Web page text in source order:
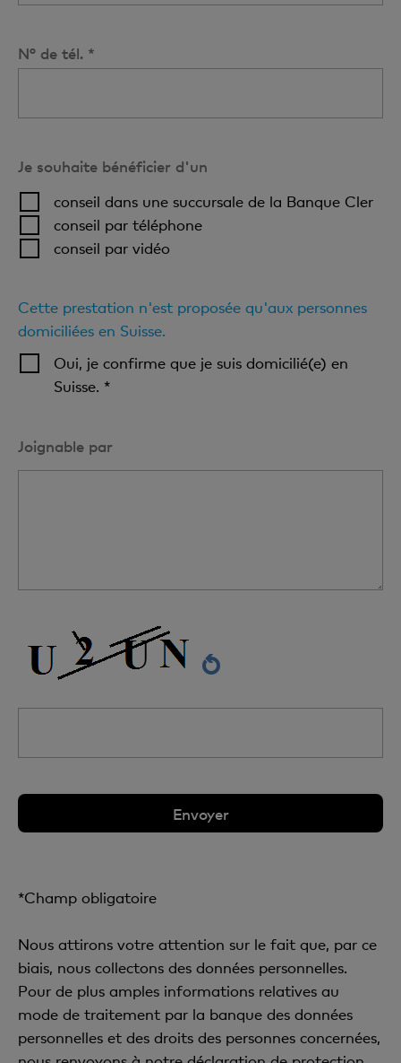
N° de tél. *
Je souhaite bénéficier d'un
conseil dans une succursale de la Banque Cler
conseil par téléphone
conseil par vidéo
Cette prestation n'est proposée qu'aux personnes
domiciliées en Suisse.
Oui, je confirme que je suis domicilié(e) en
Suisse. *
Joignable par
*Champ obligatoire
Nous attirons votre attention sur le fait que, par ce
biais, nous collectons des données personnelles.
Pour de plus amples informations relatives au
mode de traitement par la banque des données
personnelles et des droits des personnes concernées,